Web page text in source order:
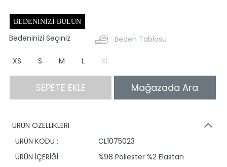
BEDENINIZI BULUN
Bedeninizi Seçiniz Beden Tablosu
XS S M L XL
SEPETE EKLE Mağazada Ara
ÜRÜN ÖZELLİKLERİ
ÜRÜN KODU :
CL1075023
ÜRÜN İÇERİĞİ :
%98 Poliester %2 Elastan